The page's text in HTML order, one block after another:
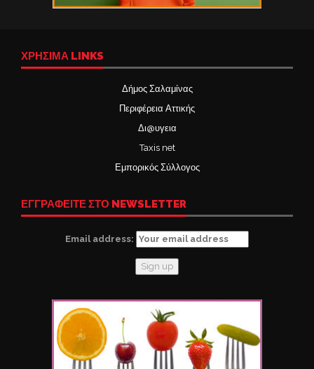
ΧΡΉΣΙΜΑ LINKS
Δήμος Σαλαμίνας
Περιφέρεια Αττικής
Δι@υγεια
Taxis net
Εμπορικός Σύλλογος
ΕΓΓΡΑΦΕΙΤΕ ΣΤΟ NEWSLETTER
Email address: